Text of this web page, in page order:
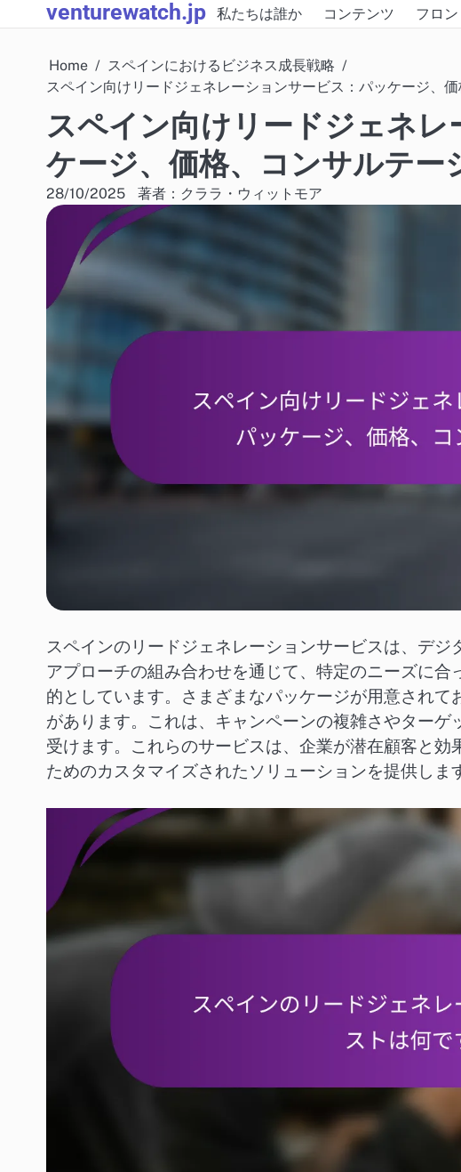
to
venturewatch.jp 私たちは誰か コンテンツ フロ
Home
スペインにおけるビジネス成長戦略
スペイン向けリードジェネレーションサービス：パッケージ、
スペイン向けリードジェネレ
ケージ、価格、コンサルテー
28/10/2025 著者：クララ・ウィットモア
スペインのリードジェネレーションサービスは、デ
アプローチの組み合わせを通じて、特定のニーズに
的としています。さまざまなパッケージが用意され
があります。これは、キャンペーンの複雑さやター
受けます。これらのサービスは、企業が潜在顧客と
ためのカスタマイズされたソリューションを提供しま